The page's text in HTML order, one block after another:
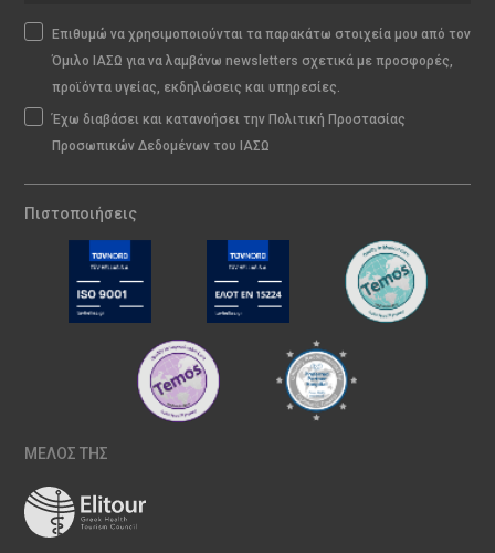
Επιθυμώ να χρησιμοποιούνται τα παρακάτω στοιχεία μου από τον
Όμιλο ΙΑΣΩ για να λαμβάνω newsletters σχετικά με προσφορές,
προϊόντα υγείας, εκδηλώσεις και υπηρεσίες.
Έχω διαβάσει και κατανοήσει την Πολιτική Προστασίας
Προσωπικών Δεδομένων του ΙΑΣΩ
Πιστοποιήσεις
ΜΕΛΟΣ ΤΗΣ